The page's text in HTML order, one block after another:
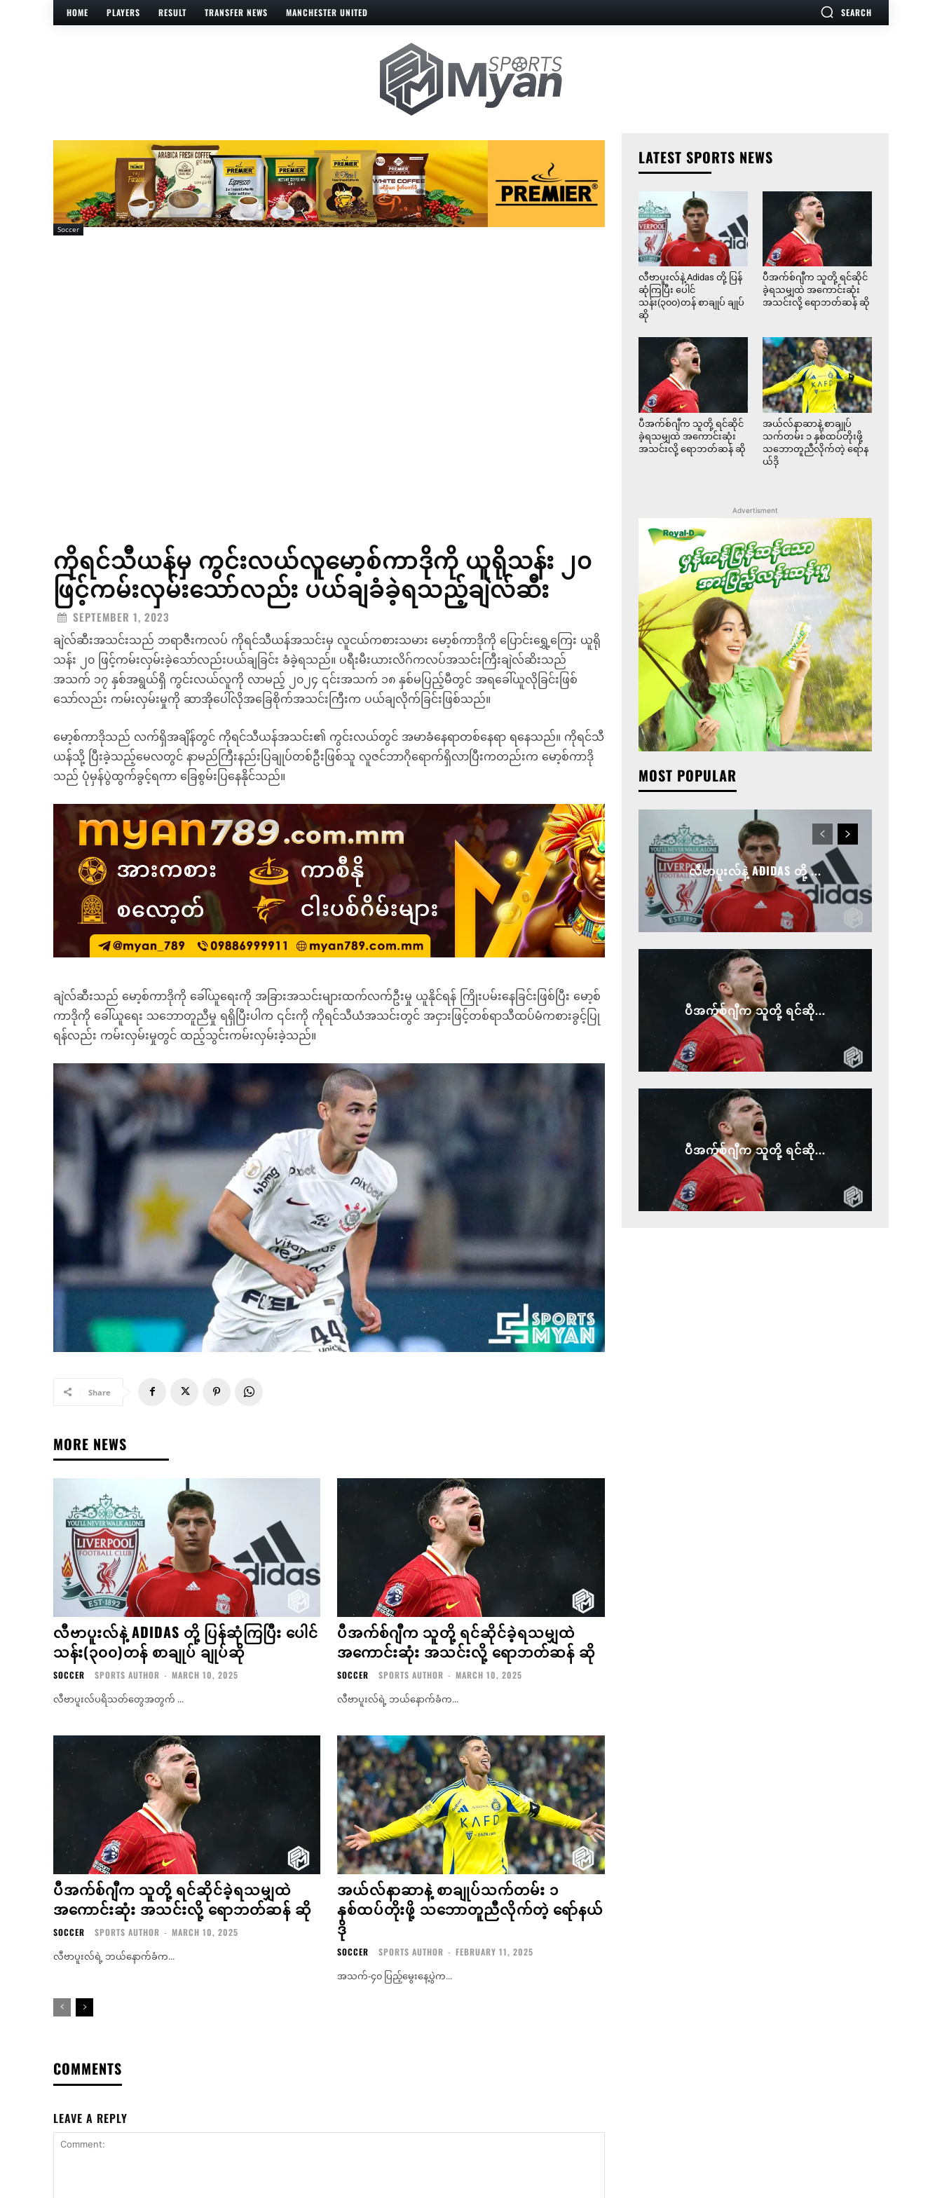
HOME PLAYERS RESULT TRANSFER NEWS MANCHESTER UNITED SEARCH
Soccer
ကိုရင်သီယန်မှ ကွင်းလယ်လူမော့စ်ကာဒိုကို ယူရိုသန်း ၂၀
ဖြင့်ကမ်းလှမ်းသော်လည်း ပယ်ချခံခဲ့ရသည့်ချဲလ်ဆီး
SEPTEMBER 1, 2023
ချဲလ်ဆီးအသင်းသည် ဘရာဇီးကလပ် ကိုရင်သီယန်အသင်းမှ လူငယ်ကစားသမား မော့စ်ကာဒိုကို ပြောင်းရွှေ့ကြေး ယူရို
သန်း ၂၀ ဖြင့်ကမ်းလှမ်းခဲ့သော်လည်းပယ်ချခြင်း ခံခဲ့ရသည်။ ပရီးမီးယားလိဂ်ကလပ်အသင်းကြီးချဲလ်ဆိးသည်
အသက် ၁၇ နှစ်အရွယ်ရှိ ကွင်းလယ်လူကို လာမည့် ၂၀၂၄ ၎င်းအသက် ၁၈ နှစ်မပြည့်မီတွင် အရခေါ်ယူလိုခြင်းဖြစ်
သော်လည်း ကမ်းလှမ်းမှုကို ဆာအိုပေါ်လိုအခြေစိုက်အသင်းကြီးက ပယ်ချလိုက်ခြင်းဖြစ်သည်။
မော့စ်ကာဒိုသည် လက်ရှိအချိန်တွင် ကိုရင်သီယန်အသင်း၏ ကွင်းလယ်တွင် အမာခံနေရာတစ်နေရာ ရနေသည်။ ကိုရင်သီ
ယန်သို့ ပြီးခဲ့သည့်မေလတွင် နာမည်ကြီးနည်းပြချုပ်တစ်ဦးဖြစ်သူ လူဇင်ဘာဂိုရောက်ရှိလာပြီးကတည်းက မော့စ်ကာဒို
သည် ပုံမှန်ပွဲထွက်ခွင့်ရကာ ခြေစွမ်းပြနေနိုင်သည်။
ချဲလ်ဆီးသည် မော့စ်ကာဒိုကို ခေါ်ယူရေးကို အခြားအသင်းများထက်လက်ဦးမှု ယူနိုင်ရန် ကြိုးပမ်းနေခြင်းဖြစ်ပြီး မော့စ်
ကာဒိုကို ခေါ်ယူရေး သဘောတူညီမှု ရရှိပြီးပါက ၎င်းကို ကိုရင်သီယံအသင်းတွင် အငှားဖြင့်တစ်ရာသီထပ်မံကစားခွင့်ပြု
ရန်လည်း ကမ်းလှမ်းမှုတွင် ထည့်သွင်းကမ်းလှမ်းခဲ့သည်။
Share
MORE NEWS
လီဗာပူးလ်နဲ့ ADIDAS တို့ ပြန်ဆုံကြပြီး ပေါင်
သန်း(၃၀၀)တန် စာချုပ် ချုပ်ဆို
SOCCER SPORTS AUTHOR - MARCH 10, 2025
လီဗာပူးလ်ပရိသတ်တွေအတွက် ...
ပီအက်စ်ဂျီက သူတို့ ရင်ဆိုင်ခဲ့ရသမျှထဲ
အကောင်းဆုံး အသင်းလို့ ရောဘတ်ဆန် ဆို
SOCCER SPORTS AUTHOR - MARCH 10, 2025
လီဗာပူးလ်ရဲ့ ဘယ်နောက်ခံက...
ပီအက်စ်ဂျီက သူတို့ ရင်ဆိုင်ခဲ့ရသမျှထဲ
အကောင်းဆုံး အသင်းလို့ ရောဘတ်ဆန် ဆို
SOCCER SPORTS AUTHOR - MARCH 10, 2025
လီဗာပူးလ်ရဲ့ ဘယ်နောက်ခံက...
အယ်လ်နာဆာနဲ့ စာချုပ်သက်တမ်း ၁
နှစ်ထပ်တိုးဖို့ သဘောတူညီလိုက်တဲ့ ရော်နယ်
ဒို
SOCCER SPORTS AUTHOR - FEBRUARY 11, 2025
အသက်-၄၀ ပြည့်မွေးနေ့ပွဲက...
COMMENTS
LEAVE A REPLY
LATEST SPORTS NEWS
လီဗာပူးလ်နဲ့ Adidas တို့ ပြန်
ဆုံကြပြီး ပေါင်
သန်း(၃၀၀)တန် စာချုပ် ချုပ်
ဆို
ပီအက်စ်ဂျီက သူတို့ ရင်ဆိုင်
ခဲ့ရသမျှထဲ အကောင်းဆုံး
အသင်းလို့ ရောဘတ်ဆန် ဆို
ပီအက်စ်ဂျီက သူတို့ ရင်ဆိုင်
ခဲ့ရသမျှထဲ အကောင်းဆုံး
အသင်းလို့ ရောဘတ်ဆန် ဆို
အယ်လ်နာဆာနဲ့ စာချုပ်
သက်တမ်း ၁ နှစ်ထပ်တိုးဖို့
သဘောတူညီလိုက်တဲ့ ရော်န
ယ်ဒို
Advertisment
MOST POPULAR
လီဗာပူးလ်နဲ့ ADIDAS တို့ ...
ပီအက်စ်ဂျီက သူတို့ ရင်ဆို...
ပီအက်စ်ဂျီက သူတို့ ရင်ဆို...